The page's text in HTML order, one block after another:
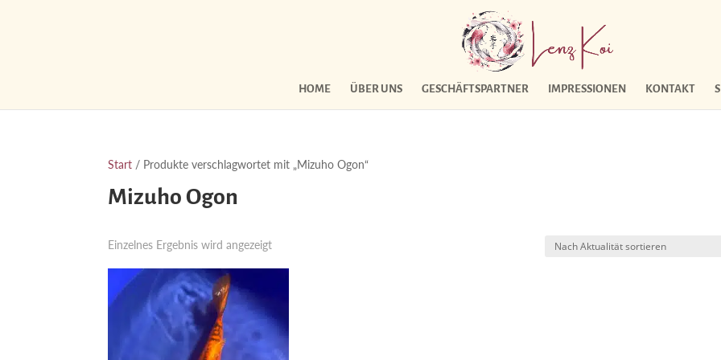
HOME ÜBER UNS GESCHÄFTSPARTNER IMPRESSIONEN KONTAKT
Start / Produkte verschlagwortet mit „Mizuho Ogon“
Mizuho Ogon
Einzelnes Ergebnis wird angezeigt